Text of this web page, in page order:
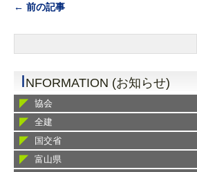
← 前の記事
INFORMATION (お知らせ)
協会
全建
国交省
富山県